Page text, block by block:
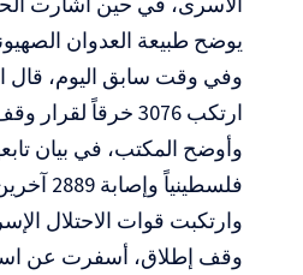
يوضح طبيعة العدوان
وفي وقت سابق اليوم، قال
ارتكب 3076 خرقاً لقرار وقف إطلاق النار حتى 31 مايو/أيار 2026، وذلك خلال 232 يوماً.
فلسطينياً وإصابة 2889 آخرين، إلى جانب تسجيل 82 حالة اعتقال.
وارتكبت قوات الاحتلال
وقف إطلاق، أسفرت عن